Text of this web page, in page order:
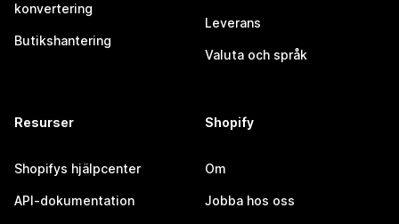
konvertering
Butikshantering
Leverans
Valuta och språk
Resurser
Shopifys hjälpcenter
API-dokumentation
Shopify
Om
Jobba hos oss